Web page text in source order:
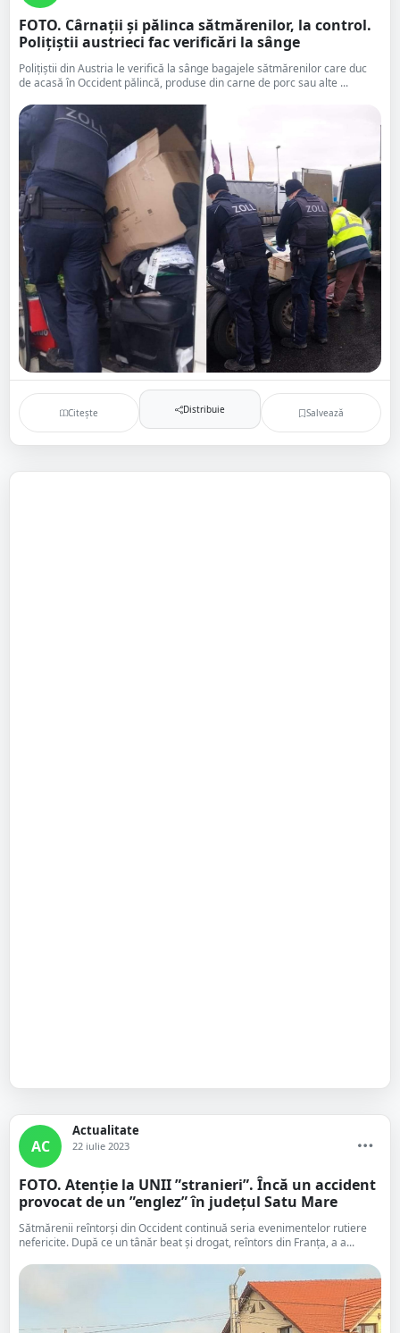
FOTO. Cârnații și pălinca sătmărenilor, la control.
Polițiștii austrieci fac verificări la sânge
Polițiștii din Austria le verifică la sânge bagajele sătmărenilor care duc
de acasă în Occident pălincă, produse din carne de porc sau alte ...
Citește Distribuie Salvează
AC
Actualitate
22 iulie 2023
FOTO. Atenție la UNII ”stranieri”. Încă un accident
provocat de un ”englez” în județul Satu Mare
Sătmărenii reîntorși din Occident continuă seria evenimentelor rutiere
nefericite. După ce un tânăr beat și drogat, reîntors din Franța, a a...